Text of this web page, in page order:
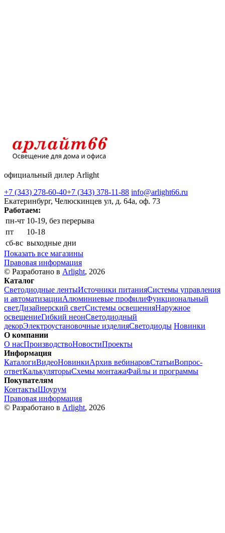
официальный дилер Arlight
+7 (343) 278-60-40+7 (343) 378-11-88 info@arlight66.ru
Екатеринбург, Челюскинцев ул, д. 64а, оф. 73
Работаем:
пн-чт 10-19, без перерыва
пт
10-18
сб-вс выходные дни
Показать все магазины
Правовая информация
© Разработано в Arlight, 2026
Каталог
Светодиодные лентыИсточники питанияСистемы управления
и автоматизацииАлюминиевые профилиФункциональный
светДизайнерский светСистемы освещенияНаружное
освещениеГибкий неонСветодиодный
декорЭлектроустановочные изделияСветодиоды Новинки
О компании
О насПроизводствоНовостиПроекты
Информация
КаталогиВидеоНовинкиАрхив вебинаровСтатьиВопрос-
ответКалькуляторыСхемы монтажаФайлы и программы
Покупателям
КонтактыШоурум
Правовая информация
© Разработано в Arlight, 2026